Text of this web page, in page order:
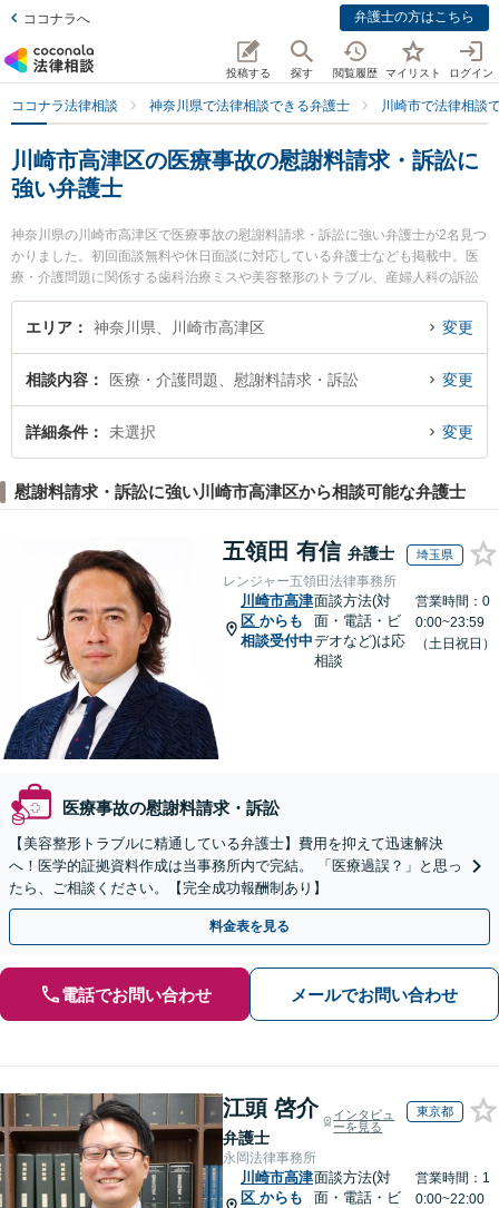
ココナラへ 弁護士の方はこちら
投稿する 探す 閲覧履歴 マイリスト ログイン
ココナラ法律相談 神奈川県で法律相談できる弁護士 川崎市で法律相談
川崎市高津区の医療事故の慰謝料請求・訴訟に
強い弁護士
神奈川県の川崎市高津区で医療事故の慰謝料請求・訴訟に強い弁護士が2名見つ
かりました。初回面談無料や休日面談に対応している弁護士なども掲載中。医
療・介護問題に関係する歯科治療ミスや美容整形のトラブル、産婦人科の訴訟
等の細かな分野での絞り込み検索もでき便利です。特に溝の口吉田法律事務所
の吉田 誠弁護士や溝の口総合法律事務所の松岡 宏祐弁護士のプロフィール情報
い』『医療事故の慰謝料請求・訴訟のトラブル解決の実績豊富な近くの弁護士
を検索したい』『初回相談無料で医療事故の慰謝料請求・訴訟を法律相談でき
る川崎市高津区内の弁護士に相談予約したい』などでお困りの相談者さんにお
エリア 神奈川県、川崎市高津区 変更
相談内容 医療・介護問題、慰謝料請求・訴訟 変更
詳細条件 未選択 変更
慰謝料請求・訴訟に強い川崎市高津区から相談可能な弁護士
五領田 有信 弁護士 埼玉県
レンジャー五領田法律事務所
川崎市高津
区 からも
相談受付中
面談方法(対
面・電話・ビ
デオなど)は応
相談
営業時間：0
0:00~23:59
（土日祝日）
医療事故の慰謝料請求・訴訟
【美容整形トラブルに精通している弁護士】費用を抑えて迅速解決
へ！医学的証拠資料作成は当事務所内で完結。 「医療過誤？」と思っ
たら、ご相談ください。【完全成功報酬制あり】
料金表を見る
電話でお問い合わせ メールでお問い合わせ
江頭 啓介
弁護士
インタビュ
ーを見る
東京都
永岡法律事務所
川崎市高津
区 からも
面談方法(対
面・電話・ビ
営業時間：1
0:00~22:00